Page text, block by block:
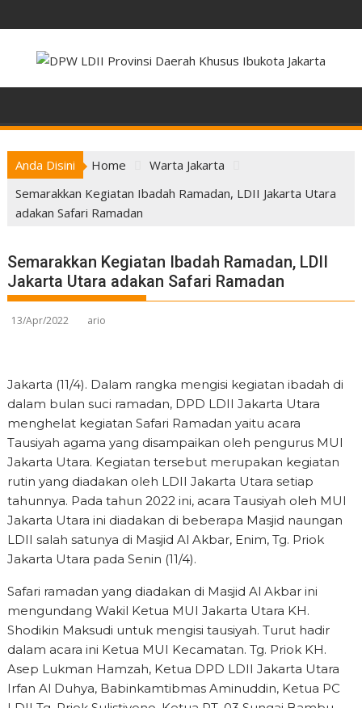
to
content
Anda Disini Home
Warta Jakarta
Semarakkan Kegiatan Ibadah Ramadan, LDII Jakarta Utara
adakan Safari Ramadan
Semarakkan Kegiatan Ibadah Ramadan, LDII
Jakarta Utara adakan Safari Ramadan
13/Apr/2022 ario
Jakarta (11/4). Dalam rangka mengisi kegiatan ibadah di
dalam bulan suci ramadan, DPD LDII Jakarta Utara
menghelat kegiatan Safari Ramadan yaitu acara
Tausiyah agama yang disampaikan oleh pengurus MUI
Jakarta Utara. Kegiatan tersebut merupakan kegiatan
rutin yang diadakan oleh LDII Jakarta Utara setiap
tahunnya. Pada tahun 2022 ini, acara Tausiyah oleh MUI
Jakarta Utara ini diadakan di beberapa Masjid naungan
LDII salah satunya di Masjid Al Akbar, Enim, Tg. Priok
Jakarta Utara pada Senin (11/4).
Safari ramadan yang diadakan di Masjid Al Akbar ini
mengundang Wakil Ketua MUI Jakarta Utara KH.
Shodikin Maksudi untuk mengisi tausiyah. Turut hadir
dalam acara ini Ketua MUI Kecamatan. Tg. Priok KH.
Asep Lukman Hamzah, Ketua DPD LDII Jakarta Utara
Irfan Al Duhya, Babinkamtibmas Aminuddin, Ketua PC